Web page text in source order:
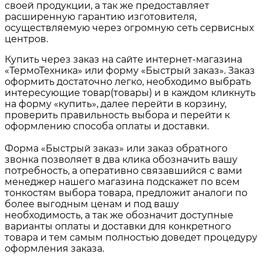
своей продукции, а так же предоставляет
расширенную гарантию изготовителя,
осуществляемую через огромную сеть сервисных
центров.
Купить через заказ на сайте интернет-магазина
«ТермоТехника» или форму «Быстрый заказ». Заказ
оформить достаточно легко, необходимо выбрать
интересующие товар(товары) и в каждом кликнуть
на форму «купить», далее перейти в корзину,
проверить правильность выбора и перейти к
оформлению способа оплаты и доставки.
Форма «Быстрый заказ» или заказ обратного
звонка позволяет в два клика обозначить вашу
потребность, а оперативно связавшийся с вами
менеджер нашего магазина подскажет по всем
тонкостям выбора товара, предложит аналоги по
более выгодным ценам и под вашу
необходимость, а так же обозначит доступные
варианты оплаты и доставки для конкретного
товара и тем самым полностью доведет процедуру
оформления заказа.